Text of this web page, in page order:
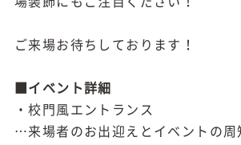
ご来場お待ちしております！
■イベント詳細
・校門風エントランス
…来場者のお出迎えとイベントの周